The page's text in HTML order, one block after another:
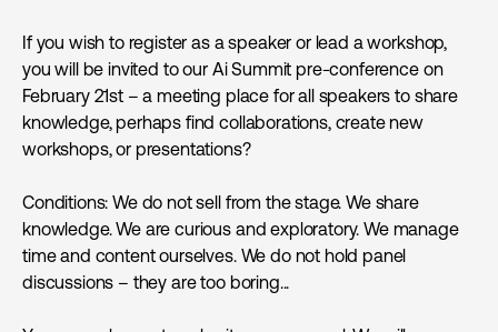
If you wish to register as a speaker or lead a workshop,
you will be invited to our Ai Summit pre-conference on
February 21st – a meeting place for all speakers to share
knowledge, perhaps find collaborations, create new
workshops, or presentations?
Conditions: We do not sell from the stage. We share
knowledge. We are curious and exploratory. We manage
time and content ourselves. We do not hold panel
discussions – they are too boring...